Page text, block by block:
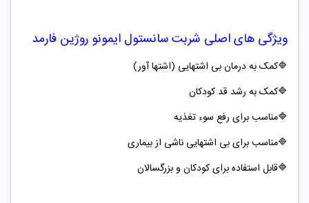
ویژگی های اصلی شربت سانستول ایمونو روژین فارمد
🔷کمک به درمان بی اشتهایی (اشتها آور)
🔷کمک به رشد قد کودکان
🔷مناسب برای رفع سوء تغذیه
🔷مناسب برای بی اشتهایی ناشی از بیماری
🔷قابل استفاده برای کودکان و بزرگسالان